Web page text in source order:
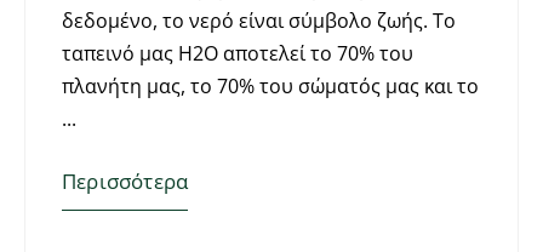
δεδομένο, το νερό είναι σύμβολο ζωής. Το
ταπεινό μας Η2Ο αποτελεί το 70% του
πλανήτη μας, το 70% του σώματός μας και το
Περισσότερα